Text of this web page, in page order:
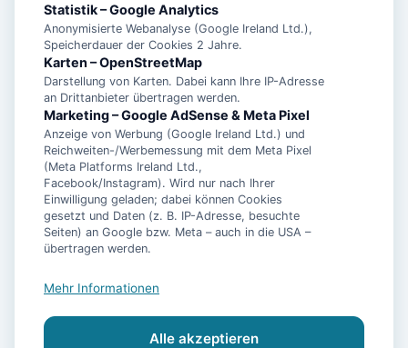
Ausstattung
Statistik – Google Analytics
Anonymisierte Webanalyse (Google Ireland Ltd.),
Speicherdauer der Cookies 2 Jahre.
Karten – OpenStreetMap
Darstellung von Karten. Dabei kann Ihre IP-Adresse
an Drittanbieter übertragen werden.
Marketing – Google AdSense & Meta Pixel
Anzeige von Werbung (Google Ireland Ltd.) und
Reichweiten-/Werbemessung mit dem Meta Pixel
(Meta Platforms Ireland Ltd.,
Facebook/Instagram). Wird nur nach Ihrer
Einwilligung geladen; dabei können Cookies
gesetzt und Daten (z. B. IP-Adresse, besuchte
Seiten) an Google bzw. Meta – auch in die USA –
übertragen werden.
Mehr Informationen
Alle akzeptieren